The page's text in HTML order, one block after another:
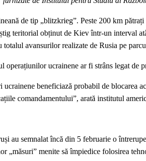
de tip „blitzkrieg”. Peste 200 km
teritorial obținut de Kiev într-un interval
totalul avansurilor realizate de Rusia pe
operațiunilor ucrainene ar fi strâns legat de
ucrainene beneficiază probabil de
comandamentului”, arată institutul
au semnalat încă din 5 februarie o
„măsuri” menite să împiedice folosirea